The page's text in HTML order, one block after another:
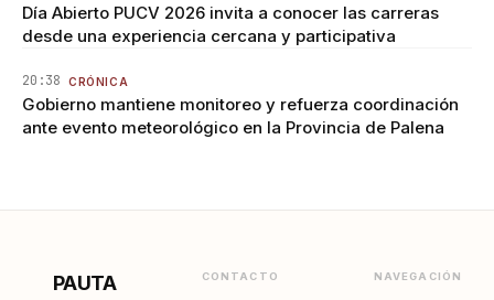
Día Abierto PUCV 2026 invita a conocer las carreras
desde una experiencia cercana y participativa
20:38 CRÓNICA
Gobierno mantiene monitoreo y refuerza coordinación
ante evento meteorológico en la Provincia de Palena
PAUTA
CONTACTO NAVEGACIÓN